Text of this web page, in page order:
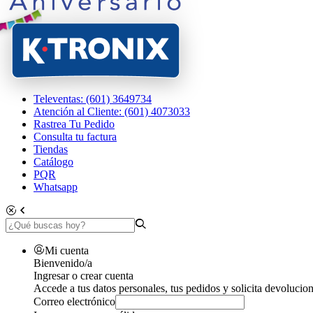
Televentas: (601) 3649734
Atención al Cliente: (601) 4073033
Rastrea Tu Pedido
Consulta tu factura
Tiendas
Catálogo
PQR
Whatsapp
Mi cuenta
Bienvenido/a
Ingresar o crear cuenta
Accede a tus datos personales, tus pedidos y solicita
Correo electrónico